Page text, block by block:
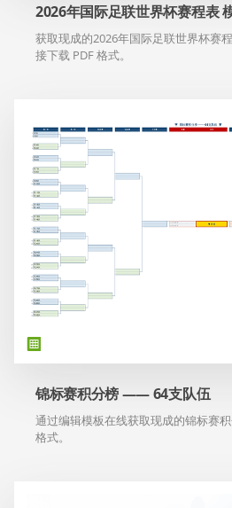
2026年国际足联世界杯赛程表
获取现成的2026年国际足联世界杯赛
接下载 PDF 格式。
锦标赛积分榜 —— 64支队伍
通过编辑模板在线获取现成的锦标赛
格式。